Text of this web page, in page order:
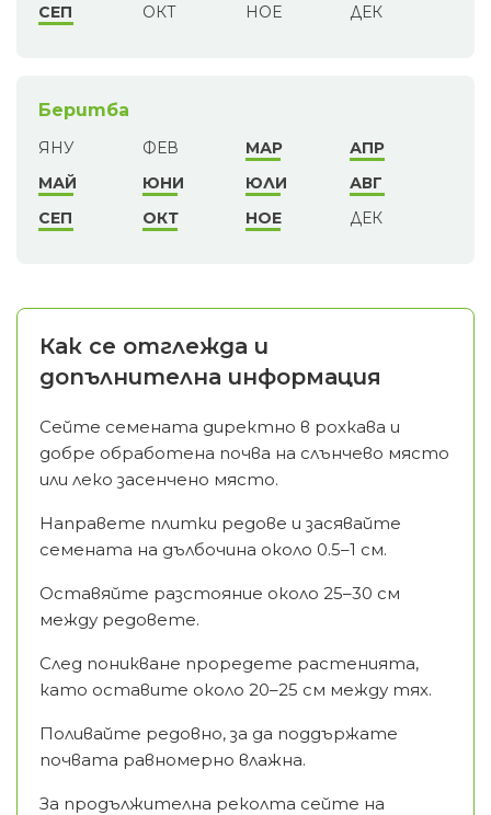
СЕП ОКТ НОЕ ДЕК
Беритба
ЯНУ ФЕВ МАР
АПР
МАЙ
ЮНИ ЮЛИ
АВГ
СЕП
ОКТ НОЕ ДЕК
Как се отглежда и
допълнителна информация
Сейте семената директно в рохкава и
добре обработена почва на слънчево място
или леко засенчено място.
Направете плитки редове и засявайте
семената на дълбочина около 0.5–1 см.
Оставяйте разстояние около 25–30 см
между редовете.
След поникване проредете растенията,
като оставите около 20–25 см между тях.
Поливайте редовно, за да поддържате
почвата равномерно влажна.
За продължителна реколта сейте на